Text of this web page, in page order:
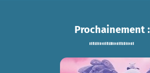
Prochainement :